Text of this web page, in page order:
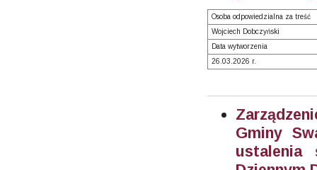
Osoba odpowiedzialna za treść
Wojciech Dobczyński
Data wytworzenia
26.03.2026 r.
Gminy
ustalenia